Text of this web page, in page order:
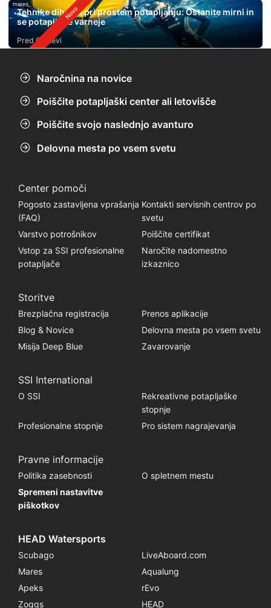
mares
Tehnike dihanja pri prostem potapljanju: Ostanite mirni in
se potapljajte varneje
Pred 6 dnevi
Naročnina na novice
Poiščite potapljaški center ali letovišče
Poiščite svojo naslednjo avanturo
Delovna mesta po vsem svetu
Center pomoči
Pogosto zastavljena vprašanja
(FAQ)
Kontakti servisnih centrov po
svetu
Varstvo potrošnikov
Poiščite certifikat
Vstop za SSI profesionalne
potapljače
Naročite nadomestno
izkaznico
Storitve
Brezplačna registracija
Prenos aplikacije
Blog & Novice
Delovna mesta po vsem svetu
Misija Deep Blue
Zavarovanje
SSI International
O SSI
Rekreativne potapljaške
stopnje
Profesionalne stopnje
Pro sistem nagrajevanja
Pravne informacije
Politika zasebnosti
O spletnem mestu
Spremeni nastavitve
piškotkov
HEAD Watersports
Scubago
LiveAboard.com
Mares
Aqualung
Apeks
rEvo
Zoggs
HEAD